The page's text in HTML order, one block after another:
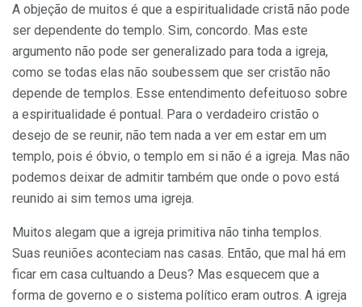
A objeção de muitos é que a espiritualidade cristã não pode
ser dependente do templo. Sim, concordo. Mas este
argumento não pode ser generalizado para toda a igreja,
como se todas elas não soubessem que ser cristão não
depende de templos. Esse entendimento defeituoso sobre
a espiritualidade é pontual. Para o verdadeiro cristão o
desejo de se reunir, não tem nada a ver em estar em um
templo, pois é óbvio, o templo em si não é a igreja. Mas não
podemos deixar de admitir também que onde o povo está
reunido ai sim temos uma igreja.
Muitos alegam que a igreja primitiva não tinha templos.
Suas reuniões aconteciam nas casas. Então, que mal há em
ficar em casa cultuando a Deus? Mas esquecem que a
forma de governo e o sistema político eram outros. A igreja